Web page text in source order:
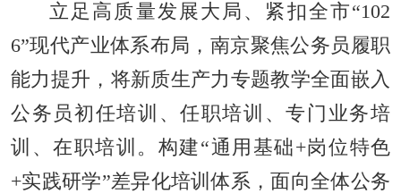
立足高质量发展大局、紧扣全市“102
6”现代产业体系布局，南京聚焦公务员履职
能力提升，将新质生产力专题教学全面嵌入
公务员初任培训、任职培训、专门业务培
训、在职培训。构建“通用基础+岗位特色
+实践研学”差异化培训体系，面向全体公务